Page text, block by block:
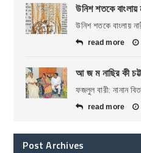
উনিশ শতকে বাংলায়
উনিশ শতকে বাংলায়
read more
আ জ ম নাছির কী
ফজলুল বারী: নানান
read more
Post Archives